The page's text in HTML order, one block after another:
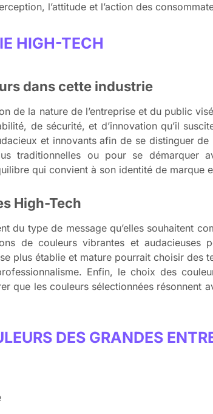
l’attitude et l’action des
HIGH-TECH
dans cette industrie
de la nature de l’entreprise et du public
de sécurité, et d’innovation qu’il
et innovants afin de se distinguer
traditionnelles ou pour se démarquer
qui convient à son identité de marque
High-Tech
du type de message qu’elles souhaitent
de couleurs vibrantes et audacieuses
plus établie et mature pourrait choisir des
Enfin, le choix des
que les couleurs sélectionnées résonnent
DES GRANDES